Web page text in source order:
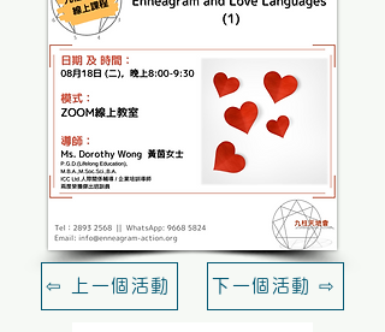
⇦ 上一個活動 下一個活動 ⇨